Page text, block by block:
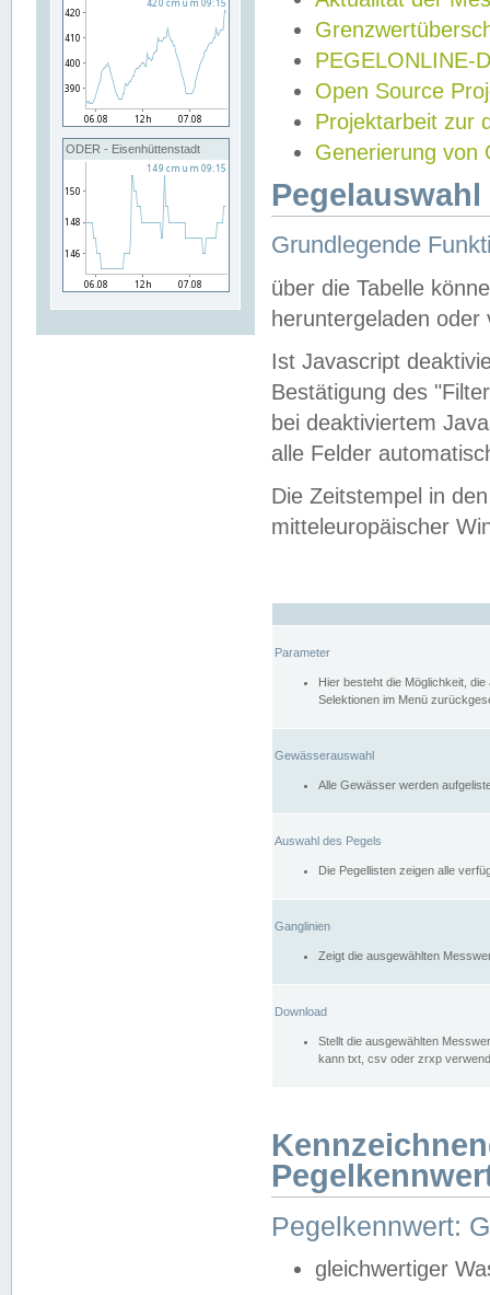
ODER - Eisenhüttenstadt
PEGELONLINE-
Open Source
Projektarbeit zur
Generierung von
Grundlegende
über die Tabelle
heruntergeladen oder
Ist Javascript
Bestätigung des
bei deaktiviertem
alle Felder
Die Zeitstempel in
mitteleuropäischer
Parameter
Hier besteht die Möglichkeit,
Selektionen im Menü
Gewässerauswahl
Alle Gewässer werden
Auswahl des Pegels
Die Pegellisten zeigen alle
Ganglinien
Zeigt die ausgewählten
Download
Stellt die ausgewählten
kann txt, csv oder zrxp
Pegelkennwert:
gleichwertiger